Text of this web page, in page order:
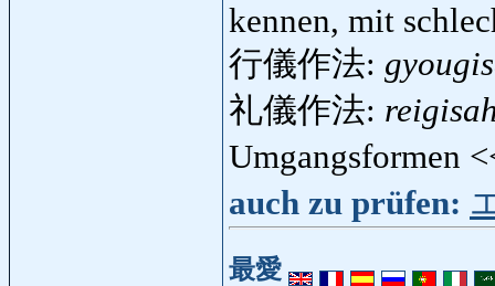
kennen, mit
行儀作法:
礼儀作法:
Umgangsformen
auch zu prüfen:
最愛